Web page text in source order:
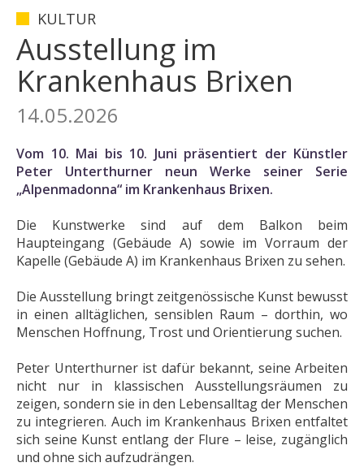
KULTUR
Ausstellung im
Krankenhaus Brixen
14.05.2026
Vom 10. Mai bis 10. Juni präsentiert der Künstler
Peter Unterthurner neun Werke seiner Serie
„Alpenmadonna“ im Krankenhaus Brixen.
Die Kunstwerke sind auf dem Balkon beim
Haupteingang (Gebäude A) sowie im Vorraum der
Kapelle (Gebäude A) im Krankenhaus Brixen zu sehen.
Die Ausstellung bringt zeitgenössische Kunst bewusst
in einen alltäglichen, sensiblen Raum – dorthin, wo
Menschen Hoffnung, Trost und Orientierung suchen.
Peter Unterthurner ist dafür bekannt, seine Arbeiten
nicht nur in klassischen Ausstellungsräumen zu
zeigen, sondern sie in den Lebensalltag der Menschen
zu integrieren. Auch im Krankenhaus Brixen entfaltet
sich seine Kunst entlang der Flure – leise, zugänglich
und ohne sich aufzudrängen.